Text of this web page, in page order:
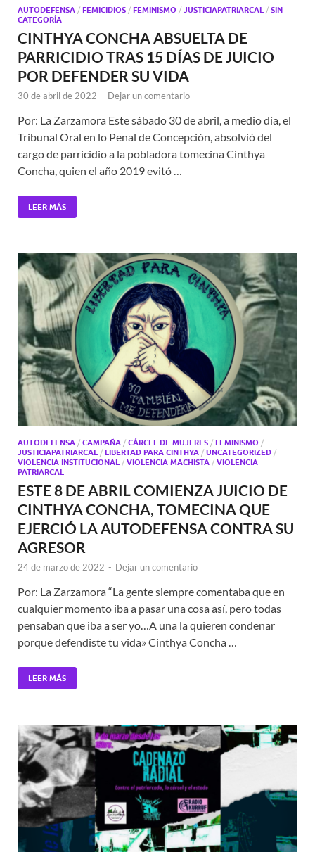
AUTODEFENSA / FEMICIDIOS / FEMINISMO / JUSTICIAPATRIARCAL / SIN
CATEGORÍA
CINTHYA CONCHA ABSUELTA DE
PARRICIDIO TRAS 15 DÍAS DE JUICIO
POR DEFENDER SU VIDA
30 de abril de 2022 - Dejar un comentario
Por: La Zarzamora Este sábado 30 de abril, a medio día, el
Tribunal Oral en lo Penal de Concepción, absolvió del
cargo de parricidio a la pobladora tomecina Cinthya
Concha, quien el año 2019 evitó …
LEER MÁS
AUTODEFENSA / CAMPAÑA / CÁRCEL DE MUJERES / FEMINISMO /
JUSTICIAPATRIARCAL / LIBERTAD PARA CINTHYA / UNCATEGORIZED /
VIOLENCIA INSTITUCIONAL / VIOLENCIA MACHISTA / VIOLENCIA
PATRIARCAL
ESTE 8 DE ABRIL COMIENZA JUICIO DE
CINTHYA CONCHA, TOMECINA QUE
EJERCIÓ LA AUTODEFENSA CONTRA SU
AGRESOR
24 de marzo de 2022 - Dejar un comentario
Por: La Zarzamora “La gente siempre comentaba que en
cualquier momento iba a pasar una cosa así, pero todas
pensaban que iba a ser yo…A una la quieren condenar
porque defendiste tu vida» Cinthya Concha …
LEER MÁS